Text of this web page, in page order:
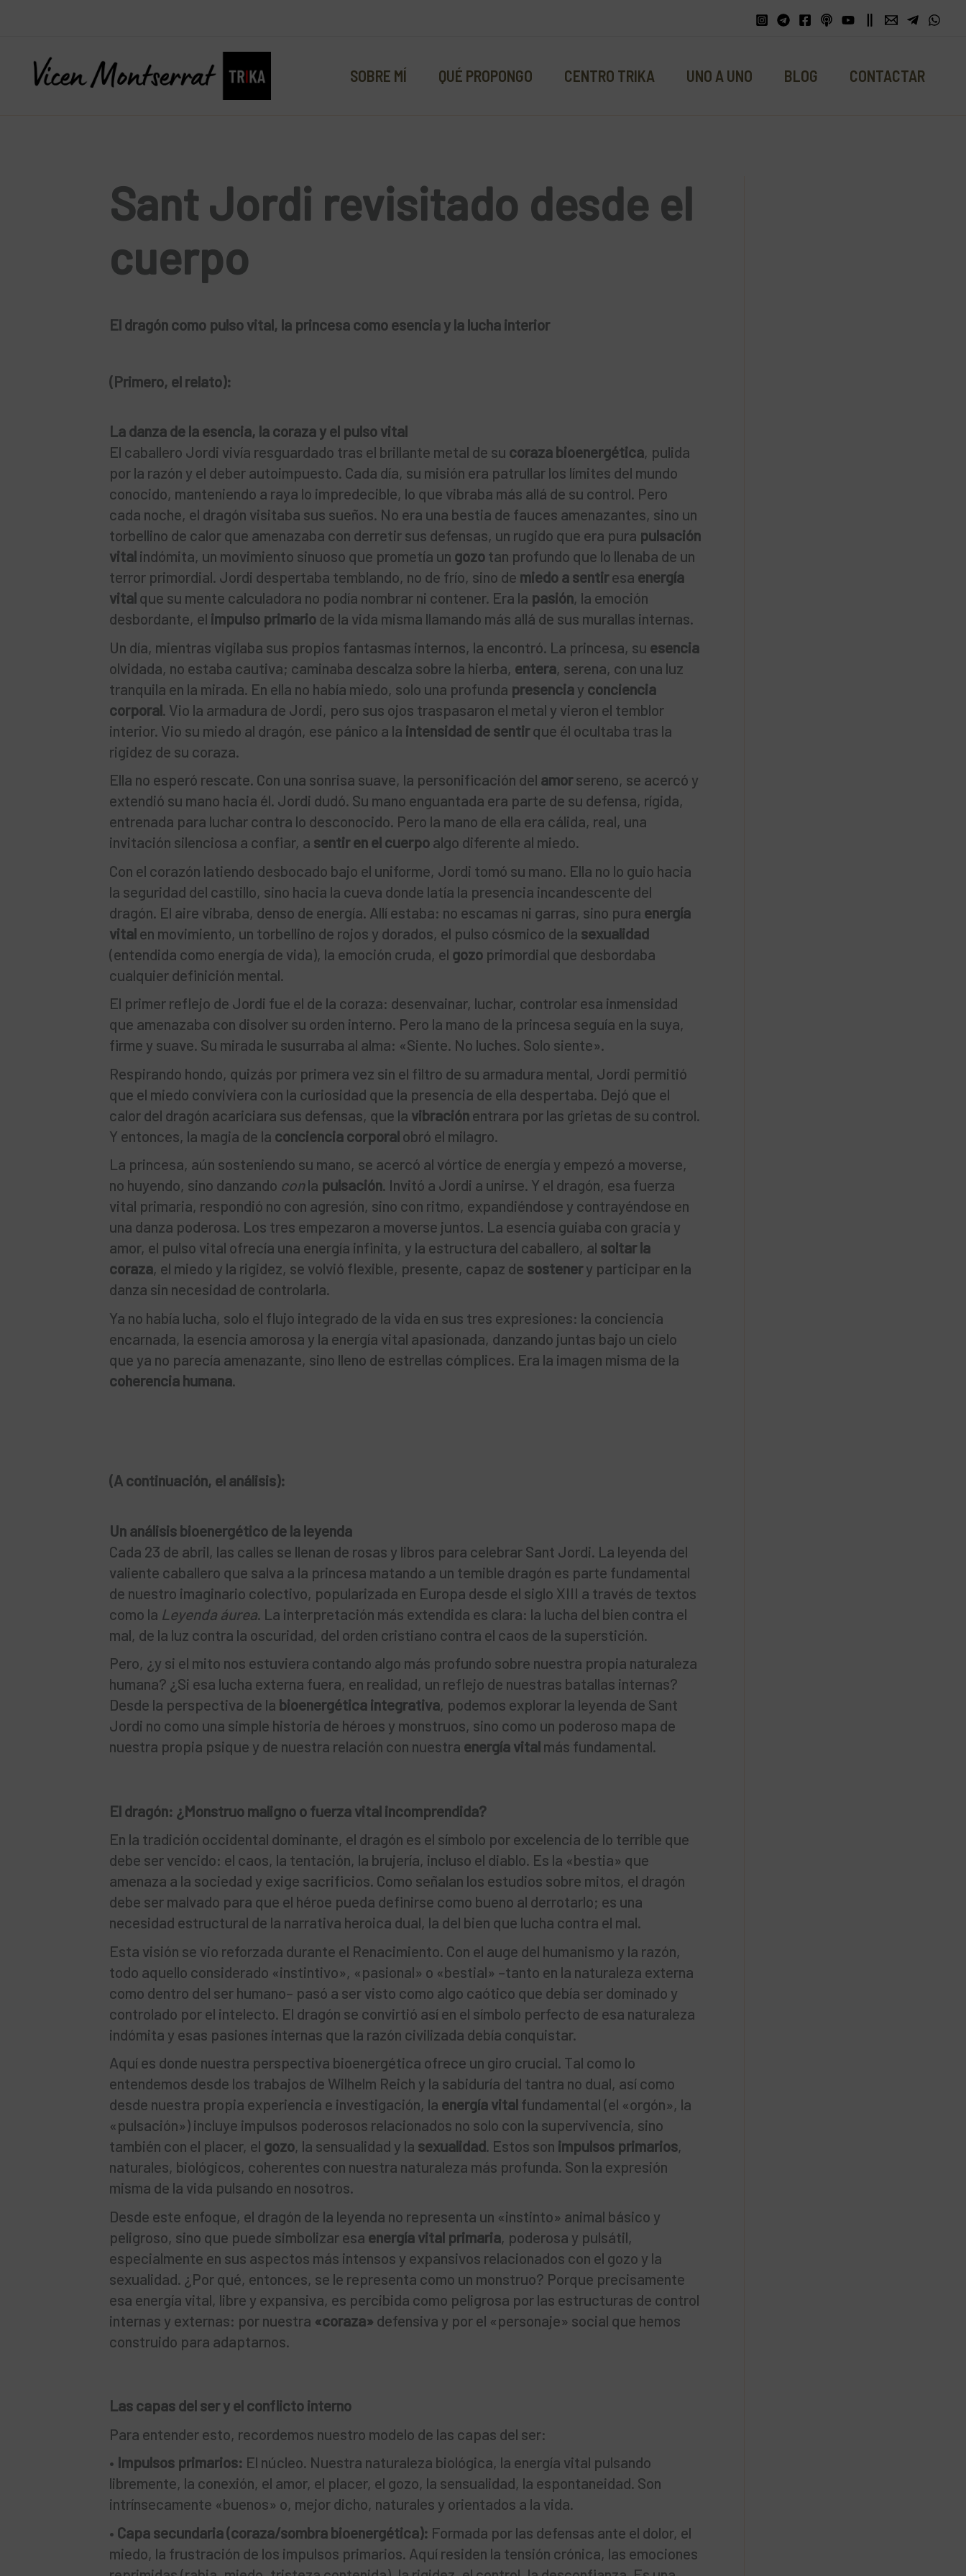
SOBRE MÍ QUÉ PROPONGO CENTRO TRIKA UNO A UNO BLOG CONTACTAR
Sant Jordi revisitado desde el
cuerpo
El dragón como pulso vital, la princesa como esencia y la lucha interior
(Primero, el relato):
La danza de la esencia, la coraza y el pulso vital
El caballero Jordi vivía resguardado tras el brillante metal de su coraza bioenergética, pulida
por la razón y el deber autoimpuesto. Cada día, su misión era patrullar los límites del mundo
conocido, manteniendo a raya lo impredecible, lo que vibraba más allá de su control. Pero
cada noche, el dragón visitaba sus sueños. No era una bestia de fauces amenazantes, sino un
torbellino de calor que amenazaba con derretir sus defensas, un rugido que era pura pulsación
vital indómita, un movimiento sinuoso que prometía un gozo tan profundo que lo llenaba de un
terror primordial. Jordi despertaba temblando, no de frío, sino de miedo a sentiresa energía
vital que su mente calculadora no podía nombrar ni contener. Era la pasión, la emoción
desbordante, el impulso primario de la vida misma llamando más allá de sus murallas internas.
Un día, mientras vigilaba sus propios fantasmas internos, la encontró. La princesa, su esencia
olvidada, no estaba cautiva; caminaba descalza sobre la hierba, entera, serena, con una luz
tranquila en la mirada. En ella no había miedo, solo una profunda presencia y conciencia
corporal. Vio la armadura de Jordi, pero sus ojos traspasaron el metal y vieron el temblor
interior. Vio su miedo al dragón, ese pánico a la intensidad de sentirque él ocultaba tras la
rigidez de su coraza.
Ella no esperó rescate. Con una sonrisa suave, la personificación del amorsereno, se acercó y
extendió su mano hacia él. Jordi dudó. Su mano enguantada era parte de su defensa, rígida,
entrenada para luchar contra lo desconocido. Pero la mano de ella era cálida, real, una
invitación silenciosa a confiar, a sentir en el cuerpo algo diferente al miedo.
Con el corazón latiendo desbocado bajo el uniforme, Jordi tomó su mano. Ella no lo guio hacia
la seguridad del castillo, sino hacia la cueva donde latía la presencia incandescente del
dragón. El aire vibraba, denso de energía. Allí estaba: no escamas ni garras, sino pura energía
vital en movimiento, un torbellino de rojos y dorados, el pulso cósmico de la sexualidad
(entendida como energía de vida), la emoción cruda, el gozo primordial que desbordaba
cualquier definición mental.
El primer reflejo de Jordi fue el de la coraza: desenvainar, luchar, controlar esa inmensidad
que amenazaba con disolver su orden interno. Pero la mano de la princesa seguía en la suya,
firme y suave. Su mirada le susurraba al alma: «Siente. No luches. Solo siente».
Respirando hondo, quizás por primera vez sin el filtro de su armadura mental, Jordi permitió
que el miedo conviviera con la curiosidad que la presencia de ella despertaba. Dejó que el
calor del dragón acariciara sus defensas, que la vibración entrara por las grietas de su control.
Y entonces, la magia de la conciencia corporal obró el milagro.
La princesa, aún sosteniendo su mano, se acercó al vórtice de energía y empezó a moverse,
no huyendo, sino danzando conla pulsación. Invitó a Jordi a unirse. Y el dragón, esa fuerza
vital primaria, respondió no con agresión, sino con ritmo, expandiéndose y contrayéndose en
una danza poderosa. Los tres empezaron a moverse juntos. La esencia guiaba con gracia y
amor, el pulso vital ofrecía una energía infinita, y la estructura del caballero, al soltar la
coraza, el miedo y la rigidez, se volvió flexible, presente, capaz de sostenery participar en la
danza sin necesidad de controlarla.
Ya no había lucha, solo el flujo integrado de la vida en sus tres expresiones: la conciencia
encarnada, la esencia amorosa y la energía vital apasionada, danzando juntas bajo un cielo
que ya no parecía amenazante, sino lleno de estrellas cómplices. Era la imagen misma de la
coherencia humana.
(A continuación, el análisis):
Un análisis bioenergético de la leyenda
Cada 23 de abril, las calles se llenan de rosas y libros para celebrar Sant Jordi. La leyenda del
valiente caballero que salva a la princesa matando a un temible dragón es parte fundamental
de nuestro imaginario colectivo, popularizada en Europa desde el siglo XIII a través de textos
como la Leyenda áurea. La interpretación más extendida es clara: la lucha del bien contra el
mal, de la luz contra la oscuridad, del orden cristiano contra el caos de la superstición.
Pero, ¿y si el mito nos estuviera contando algo más profundo sobre nuestra propia naturaleza
humana? ¿Si esa lucha externa fuera, en realidad, un reflejo de nuestras batallas internas?
Desde la perspectiva de la bioenergética integrativa, podemos explorar la leyenda de Sant
Jordi no como una simple historia de héroes y monstruos, sino como un poderoso mapa de
nuestra propia psique y de nuestra relación con nuestra energía vital más fundamental.
El dragón: ¿Monstruo maligno o fuerza vital incomprendida?
En la tradición occidental dominante, el dragón es el símbolo por excelencia de lo terrible que
debe ser vencido: el caos, la tentación, la brujería, incluso el diablo. Es la «bestia» que
amenaza a la sociedad y exige sacrificios. Como señalan los estudios sobre mitos, el dragón
debe ser malvado para que el héroe pueda definirse como bueno al derrotarlo; es una
necesidad estructural de la narrativa heroica dual, la del bien que lucha contra el mal.
Esta visión se vio reforzada durante el Renacimiento. Con el auge del humanismo y la razón,
todo aquello considerado «instintivo», «pasional» o «bestial» –tanto en la naturaleza externa
como dentro del ser humano– pasó a ser visto como algo caótico que debía ser dominado y
controlado por el intelecto. El dragón se convirtió así en el símbolo perfecto de esa naturaleza
indómita y esas pasiones internas que la razón civilizada debía conquistar.
Aquí es donde nuestra perspectiva bioenergética ofrece un giro crucial. Tal como lo
entendemos desde los trabajos de Wilhelm Reich y la sabiduría del tantra no dual, así como
desde nuestra propia experiencia e investigación, la energía vital fundamental (el «orgón», la
«pulsación») incluye impulsos poderosos relacionados no solo con la supervivencia, sino
también con el placer, el gozo, la sensualidad y la sexualidad. Estos son impulsos primarios,
naturales, biológicos, coherentes con nuestra naturaleza más profunda. Son la expresión
misma de la vida pulsando en nosotros.
Desde este enfoque, el dragón de la leyenda no representa un «instinto» animal básico y
peligroso, sino que puede simbolizar esa energía vital primaria, poderosa y pulsátil,
especialmente en sus aspectos más intensos y expansivos relacionados con el gozo y la
sexualidad. ¿Por qué, entonces, se le representa como un monstruo? Porque precisamente
esa energía vital, libre y expansiva, es percibida como peligrosa por las estructuras de control
internas y externas: por nuestra «coraza» defensiva y por el «personaje» social que hemos
construido para adaptarnos.
Las capas del ser y el conflicto interno
Para entender esto, recordemos nuestro modelo de las capas del ser:
• Impulsos primarios: El núcleo. Nuestra naturaleza biológica, la energía vital pulsando
libremente, la conexión, el amor, el placer, el gozo, la sensualidad, la espontaneidad. Son
intrínsecamente «buenos» o, mejor dicho, naturales y orientados a la vida.
• Capa secundaria (coraza/sombra bioenergética): Formada por las defensas ante el dolor, el
miedo, la frustración de los impulsos primarios. Aquí residen la tensión crónica, las emociones